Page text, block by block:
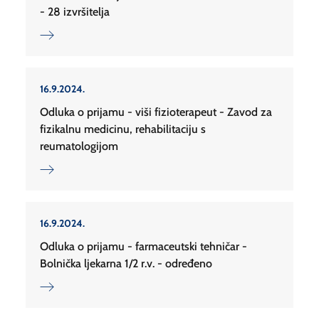
- 28 izvršitelja
16.9.2024.
Odluka o prijamu - viši fizioterapeut - Zavod za
fizikalnu medicinu, rehabilitaciju s
reumatologijom
16.9.2024.
Odluka o prijamu - farmaceutski tehničar -
Bolnička ljekarna 1/2 r.v. - određeno